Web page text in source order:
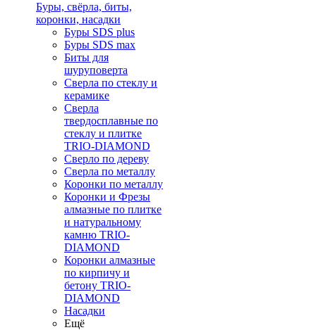
Буры, свёрла, биты,
коронки, насадки
Буры SDS plus
Буры SDS max
Биты для
шуруповерта
Сверла по стеклу и
керамике
Сверла
твердосплавные по
стеклу и плитке
TRIO-DIAMOND
Сверло по дереву
Сверла по металлу
Коронки по металлу
Коронки и Фрезы
алмазные по плитке
и натуральному
камню TRIO-
DIAMOND
Коронки алмазные
по кирпичу и
бетону TRIO-
DIAMOND
Насадки
Ещё